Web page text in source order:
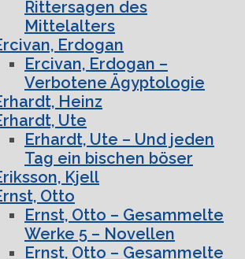
Rittersagen des
Mittelalters
Erdogan
Ercivan, Erdogan –
Verbotene Ägyptologie
Heinz
Ute
Erhardt, Ute – Und jeden
Tag ein bischen böser
Kjell
Otto
Ernst, Otto – Gesammelte
Werke 5 – Novellen
Ernst, Otto – Gesammelte